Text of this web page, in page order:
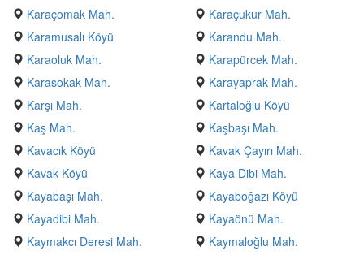
Karaçomak Mah.
Karaçukur Mah.
Karamusalı Köyü
Karandu Mah.
Karaoluk Mah.
Karapürcek Mah.
Karasokak Mah.
Karayaprak Mah.
Karşı Mah.
Kartaloğlu Köyü
Kaş Mah.
Kaşbaşı Mah.
Kavacık Köyü
Kavak Çayırı Mah.
Kavak Köyü
Kaya Dibi Mah.
Kayabaşı Mah.
Kayaboğazı Köyü
Kayadibi Mah.
Kayaönü Mah.
Kaymakcı Deresi Mah.
Kaymaloğlu Mah.